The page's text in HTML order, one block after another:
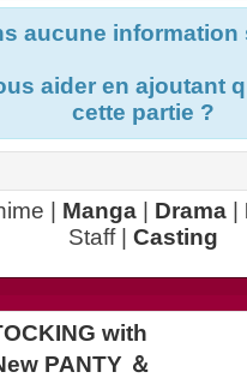
aucune
aider en ajoutant
cette partie ?
| Manga| Drama|
Staff | Casting
with
PANTY ＆